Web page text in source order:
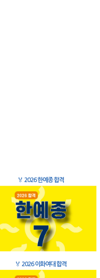
🏅 2026 한예종 합격
🏅 2026 이화여대 합격